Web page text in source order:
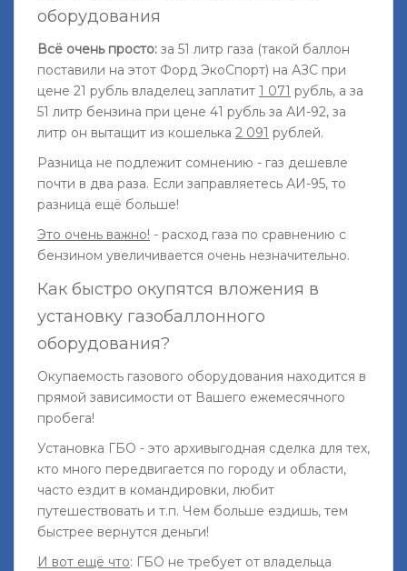
оборудования
Всё очень просто: за 51 литр газа (такой баллон
поставили на этот Форд ЭкоСпорт) на АЗС при
цене 21 рубль владелец заплатит 1 071 рубль, а за
51 литр бензина при цене 41 рубль за АИ-92, за
литр он вытащит из кошелька 2 091 рублей.
Разница не подлежит сомнению - газ дешевле
почти в два раза. Если заправляетесь АИ-95, то
разница ещё больше!
Это очень важно! - расход газа по сравнению с
бензином увеличивается очень незначительно.
Как быстро окупятся вложения в
установку газобаллонного
оборудования?
Окупаемость газового оборудования находится в
прямой зависимости от Вашего ежемесячного
пробега!
Установка ГБО - это архивыгодная сделка для тех,
кто много передвигается по городу и области,
часто ездит в командировки, любит
путешествовать и т.п. Чем больше ездишь, тем
быстрее вернутся деньги!
И вот ещё что: ГБО не требует от владельца